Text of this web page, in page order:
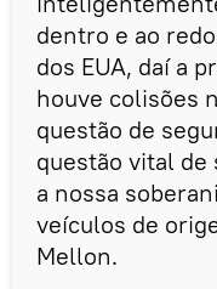
dentro e ao
dos EUA, daí a
houve colisões
questão de
questão vital de
a nossa
veículos de
Mellon.